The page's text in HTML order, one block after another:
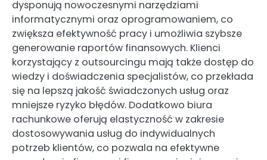
dysponują nowoczesnymi narzędziami
informatycznymi oraz oprogramowaniem, co
zwiększa efektywność pracy i umożliwia szybsze
generowanie raportów finansowych. Klienci
korzystający z outsourcingu mają także dostęp do
wiedzy i doświadczenia specjalistów, co przekłada
się na lepszą jakość świadczonych usług oraz
mniejsze ryzyko błędów. Dodatkowo biura
rachunkowe oferują elastyczność w zakresie
dostosowywania usług do indywidualnych
potrzeb klientów, co pozwala na efektywne